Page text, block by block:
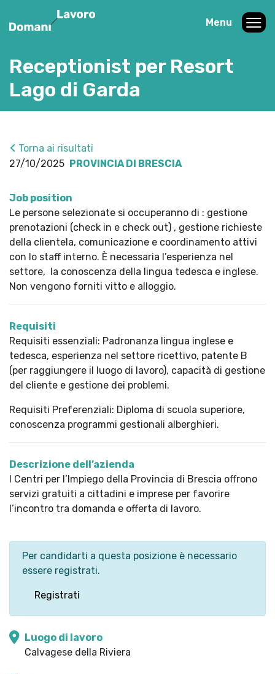
Menu
Receptionist per Resort
Lago di Garda
Torna ai risultati
27/10/2025 PROVINCIA DI BRESCIA
Job position
Le persone selezionate si occuperanno di : gestione
prenotazioni (check in e check out) , gestione richieste
della clientela, comunicazione e coordinamento attivi
con lo staff interno. È necessaria l’esperienza nel
settore, la conoscenza della lingua tedesca e inglese.
Non vengono forniti vitto e alloggio.
Requisiti
Requisiti essenziali: Padronanza lingua inglese e
tedesca, esperienza nel settore ricettivo, patente B
(per raggiungere il luogo di lavoro), capacità di gestione
del cliente e gestione dei problemi.
Requisiti Preferenziali: Diploma di scuola superiore,
conoscenza programmi gestionali alberghieri.
Descrizione dell’azienda
I Centri per l’Impiego della Provincia di Brescia offrono
servizi gratuiti a cittadini e imprese per favorire
l’incontro tra domanda e offerta di lavoro.
Per candidarti a questa posizione è necessario
essere registrati.
Registrati
Luogo di lavoro
Calvagese della Riviera